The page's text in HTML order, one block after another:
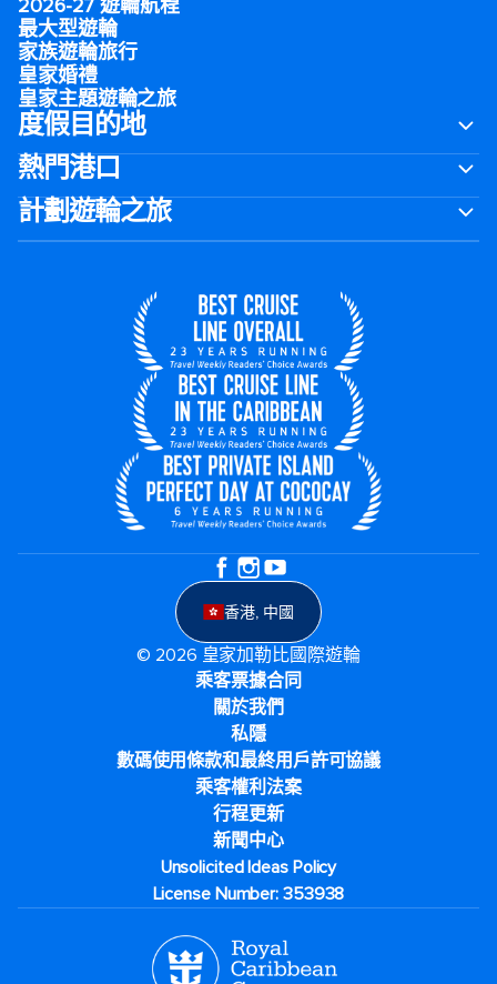
2026-27 遊輪航程
最大型遊輪
家族遊輪旅行
皇家婚禮
皇家主題遊輪之旅
度假目的地
熱門港口
計劃遊輪之旅
香港, 中國
© 2026 皇家加勒比國際遊輪
乘客票據合同
關於我們
私隱
數碼使用條款和最終用戶許可協議
乘客權利法案
行程更新
新聞中心
Unsolicited Ideas Policy
License Number: 353938